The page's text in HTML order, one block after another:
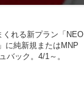
れる新プラン「NEO
に純新規またはMNP
バック。4/1～。